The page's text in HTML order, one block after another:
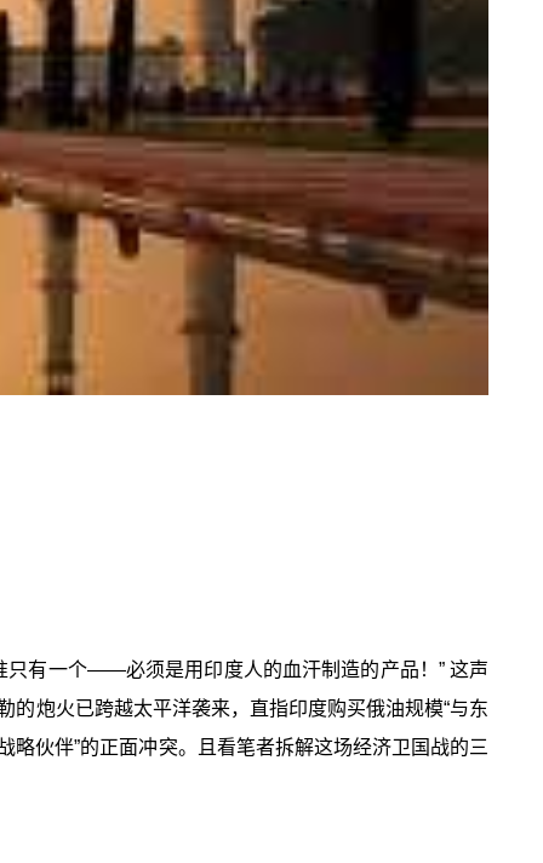
只有一个——必须是用印度人的血汗制造的产品！” 这声
的炮火已跨越太平洋袭来，直指印度购买俄油规模“与东
略伙伴”的正面冲突。且看笔者拆解这场经济卫国战的三